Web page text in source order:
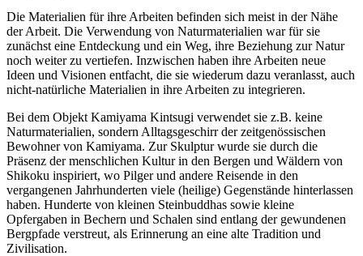
Die Materialien für ihre Arbeiten befinden sich meist in der Nähe
der Arbeit. Die Verwendung von Naturmaterialien war für sie
zunächst eine Entdeckung und ein Weg, ihre Beziehung zur Natur
noch weiter zu vertiefen. Inzwischen haben ihre Arbeiten neue
Ideen und Visionen entfacht, die sie wiederum dazu veranlasst, auch
nicht-natürliche Materialien in ihre Arbeiten zu integrieren.
Bei dem Objekt Kamiyama Kintsugi verwendet sie z.B. keine
Naturmaterialien, sondern Alltagsgeschirr der zeitgenössischen
Bewohner von Kamiyama. Zur Skulptur wurde sie durch die
Präsenz der menschlichen Kultur in den Bergen und Wäldern von
Shikoku inspiriert, wo Pilger und andere Reisende in den
vergangenen Jahrhunderten viele (heilige) Gegenstände hinterlassen
haben. Hunderte von kleinen Steinbuddhas sowie kleine
Opfergaben in Bechern und Schalen sind entlang der gewundenen
Bergpfade verstreut, als Erinnerung an eine alte Tradition und
Zivilisation.